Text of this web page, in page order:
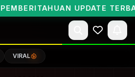
UPDATE
VIRAL